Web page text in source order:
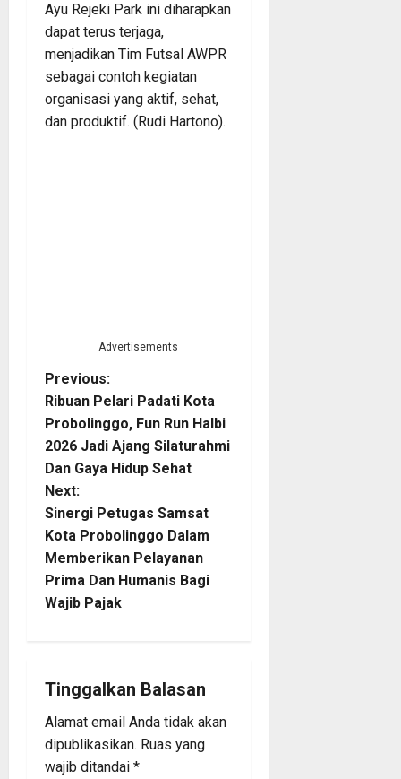
Ayu Rejeki Park ini diharapkan
dapat terus terjaga,
menjadikan Tim Futsal AWPR
sebagai contoh kegiatan
organisasi yang aktif, sehat,
dan produktif. (Rudi Hartono).
Advertisements
P
o
s
t
n
a
v
g
a
t
Previous:
Ribuan Pelari Padati Kota
Probolinggo, Fun Run Halbi
2026 Jadi Ajang Silaturahmi
Dan Gaya Hidup Sehat
Next:
Sinergi Petugas Samsat
Kota Probolinggo Dalam
Memberikan Pelayanan
Prima Dan Humanis Bagi
Wajib Pajak
Tinggalkan Balasan
Alamat email Anda tidak akan
dipublikasikan. Ruas yang
wajib ditandai *